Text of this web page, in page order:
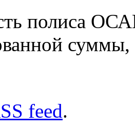
полиса
feed.